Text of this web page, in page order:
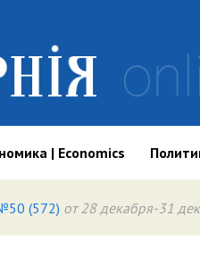
| Economics
(572) от 28 декабря-31